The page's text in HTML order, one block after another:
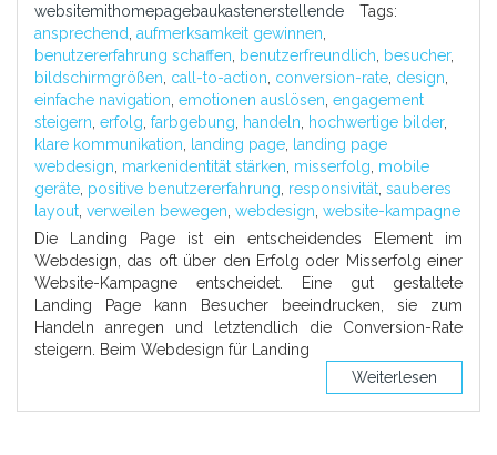
websitemithomepagebaukastenerstellende
Tags:
ansprechend aufmerksamkeit gewinnen
benutzererfahrung schaffen
benutzerfreundlich besucher,
bildschirmgrößen call-to-action conversion-rate design
einfache navigation emotionen auslösen engagement
steigern erfolg farbgebung handeln hochwertige bilder,
klare kommunikation
landing page
landing page
webdesign markenidentität stärken misserfolg mobile
geräte positive benutzererfahrung responsivität sauberes
layout verweilen bewegen webdesign website-kampagne
Die Landing Page ist ein entscheidendes Element im
Webdesign, das oft über den Erfolg oder Misserfolg einer
Website-Kampagne entscheidet. Eine gut gestaltete
Landing Page kann Besucher beeindrucken, sie zum
Handeln anregen und letztendlich die Conversion-Rate
steigern. Beim Webdesign für Landing
Weiterlesen